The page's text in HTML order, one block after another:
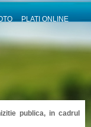
PLATI ONLINE
publica, in cadrul